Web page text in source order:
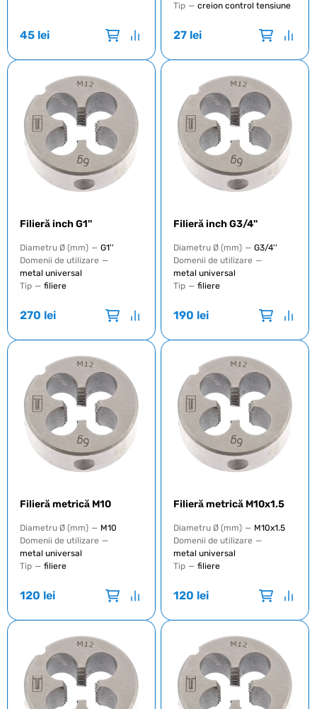
45 lei
Tip — creion control tensiune
27 lei
Filieră inch G1''
Diametru Ø (mm) — G1''
Domenii de utilizare —
metal universal
Tip — filiere
270 lei
Filieră inch G3/4''
Diametru Ø (mm) — G3/4''
Domenii de utilizare —
metal universal
Tip — filiere
190 lei
Filieră metrică М10
Diametru Ø (mm) — M10
Domenii de utilizare —
metal universal
Tip — filiere
120 lei
Filieră metrică М10x1.5
Diametru Ø (mm) — M10x1.5
Domenii de utilizare —
metal universal
Tip — filiere
120 lei